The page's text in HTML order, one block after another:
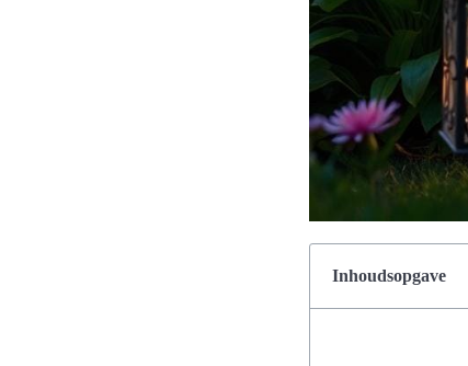
Inhoudsopgave